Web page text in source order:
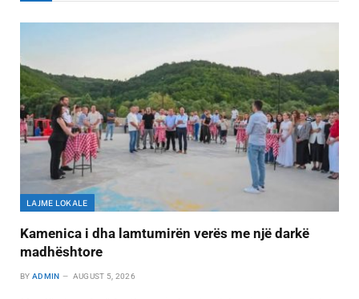
LAJME LOKALE
Kamenica i dha lamtumirën verës me një darkë
madhështore
BY ADMIN AUGUST 5, 2026